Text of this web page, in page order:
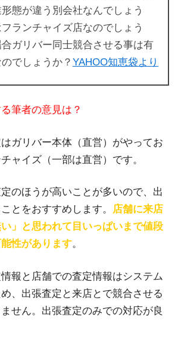
態が違う別会社なんでしょう
ランチャイズ店なのでしょう
ガリバー同士競合させる事は有
でしょうか？ YAHOO知恵袋より
筆者の意見は？
ガリバー本体（直営）がやってお
ャイズ（一部は直営）です。
のほうが高いことが多いので、出
とをおすすめします。 店舗に来店
」と思われて目いっぱいまで値段
性があります。
報と店舗での査定情報はシステム
、出張査定と来店とで競合させる
せん。出張査定のみでの対応が良